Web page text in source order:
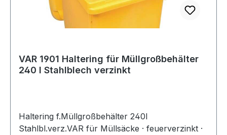
VAR 1901 Haltering für Müllgroßbehälter
240 l Stahlblech verzinkt
Haltering f.Müllgroßbehälter 240l
Stahlbl.verz.VAR für Müllsäcke · feuerverzinkt ·